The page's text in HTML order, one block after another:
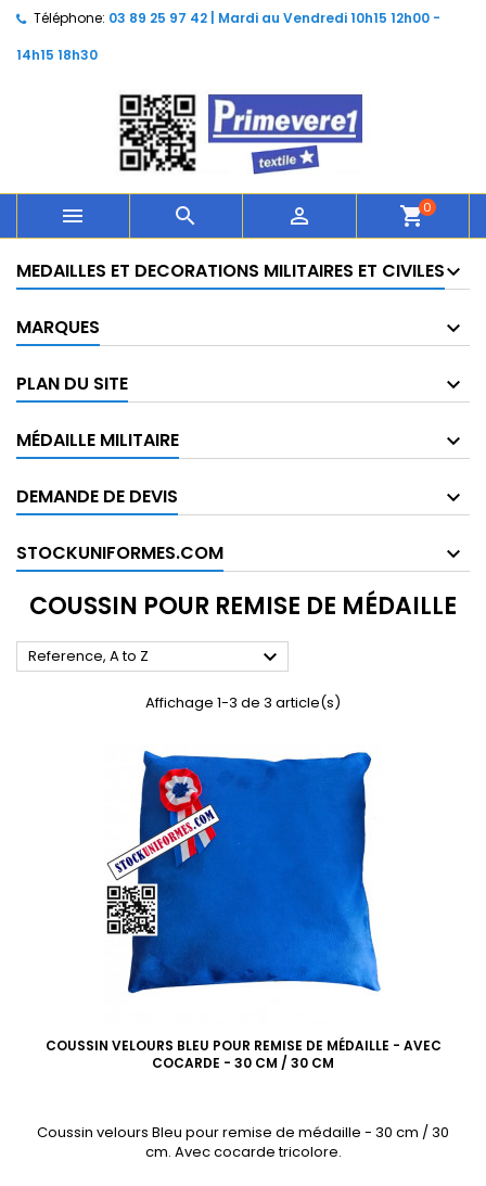
Téléphone: 03 89 25 97 42 | Mardi au Vendredi 10h15 12h00 -
14h15 18h30
   shopping_cart0
MEDAILLES ET DECORATIONS MILITAIRES ET CIVILES
MARQUES
PLAN DU SITE
MÉDAILLE MILITAIRE
DEMANDE DE DEVIS
STOCKUNIFORMES.COM
COUSSIN POUR REMISE DE MÉDAILLE
Reference, A to Z 
Affichage 1-3 de 3 article(s)
COUSSIN VELOURS BLEU POUR REMISE DE MÉDAILLE - AVEC
COCARDE - 30 CM / 30 CM
Coussin velours Bleu pour remise de médaille - 30 cm / 30
cm. Avec cocarde tricolore.